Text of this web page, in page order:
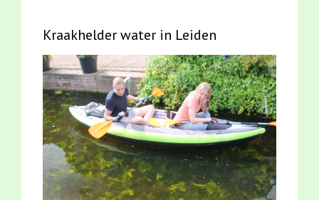
Kraakhelder water in Leiden